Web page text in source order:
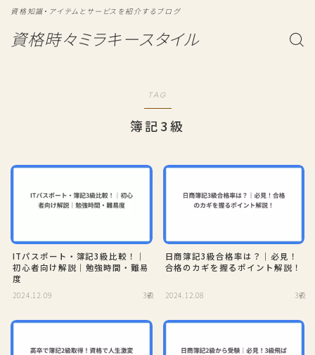
資格時々ミラキースタイル
資格知識・アイテムとサービスを紹介するブログ
TAG
簿記3級
ITパスポート・簿記3級比較！｜
初心者向け解説｜勉強時間・難易
度
2024.12.09 3級
日商簿記3級合格率は？｜必見！
合格のカギを握るポイント解説！
2024.12.08 3級